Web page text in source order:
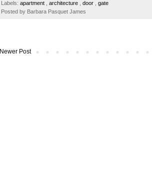
k
s
Labels: apartment , architecture , door , gate
Posted by Barbara Pasquet James
Newer Post